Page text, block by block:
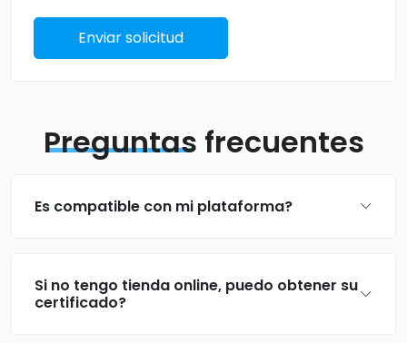
Enviar solicitud
Preguntas frecuentes
Es compatible con mi plataforma?
Si no tengo tienda online, puedo obtener su
certificado?